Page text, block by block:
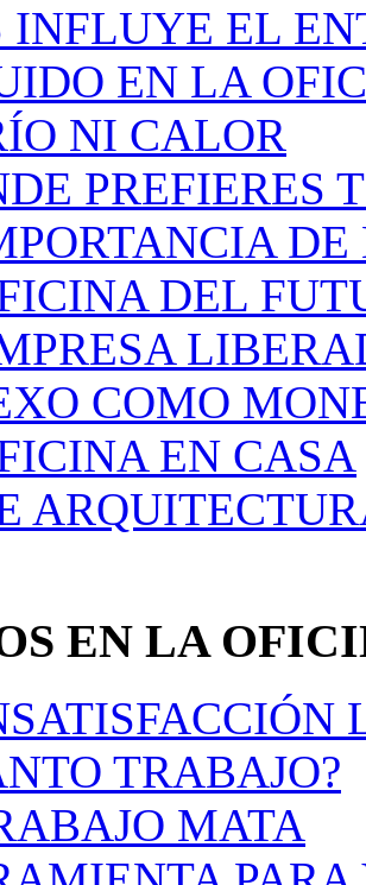
INFLUYE EL
EN LA
NI CALOR
PREFIERES
DEL
COMO
EN CASA
EN LA
TRABAJO?
MATA